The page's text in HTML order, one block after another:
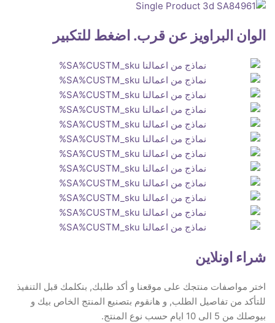
الوان البراويز عن قرب. اضغط للتكبير
شراء اونلاين
اختر مواصفات منتجك على موقعنا و أكد طلبك, بنكلمك قبل التنفيذ
للتأكد من تفاصيل الطلب, و هانقوم بتصنيع المنتج الخاص بيك و
بيوصلك من 5 الى 10 ايام حسب نوع المنتج.